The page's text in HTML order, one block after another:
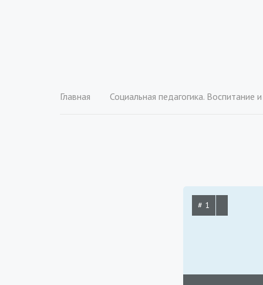
Главная Социальная педагогика. Воспитание и социализация
# 1